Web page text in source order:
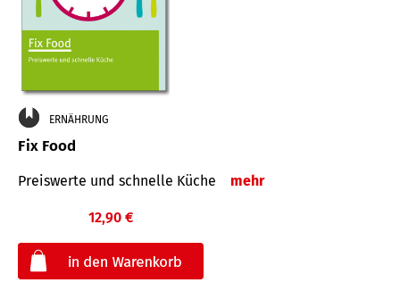
ERNÄHRUNG
Fix Food
Preiswerte und schnelle Küche mehr
12,90 €